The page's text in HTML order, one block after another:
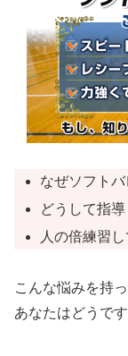
なぜソフト
どうして指
人の倍練習
こんな悩みを持
あなたはどうで